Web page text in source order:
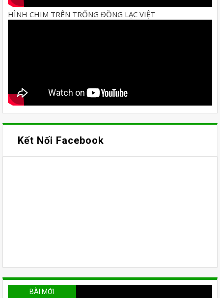
HÌNH CHIM TRÊN TRỐNG ĐỒNG LẠC VIỆT
Kết Nối Facebook
BÀI MỚI